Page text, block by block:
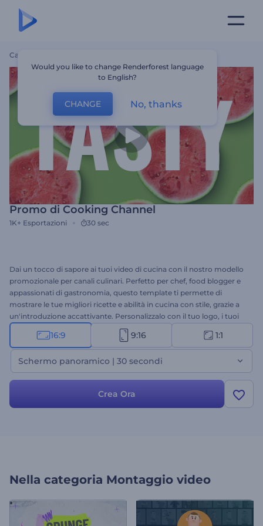
Casa
Promo di Cooking Channel
1K+ Esportazioni 30 sec
Dai un tocco di sapore ai tuoi video di cucina con il nostro modello
promozionale per canali culinari. Perfetto per chef, food blogger e
appassionati di gastronomia, questo template ti permette di
mostrare le tue migliori ricette e abilità in cucina con stile, grazie a
un'introduzione accattivante. Personalizzalo con il tuo logo, i tuoi
messaggi e una colonna sonora coinvolgente per invogliare gli
amanti del cibo a tornare a guardarti. Aumenta le visualizzazioni,
attira più iscritti e crea una community di appassionati di cucina
fedele: inizia a creare ora!
16:9 9:16 1:1
Schermo panoramico | 30 secondi
Crea Ora
Nella categoria Montaggio video
Would you like to change Renderforest language
to English?
CHANGE No, thanks